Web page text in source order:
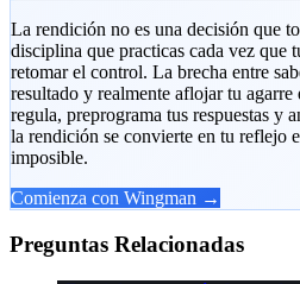
La rendición no es una decisión que
disciplina que practicas cada vez que
retomar el control. La brecha entre
resultado y realmente aflojar tu agarre
regula, preprograma tus respuestas y
la rendición se convierte en tu reflejo
imposible.
Comienza con Wingman →
Preguntas Relacionadas